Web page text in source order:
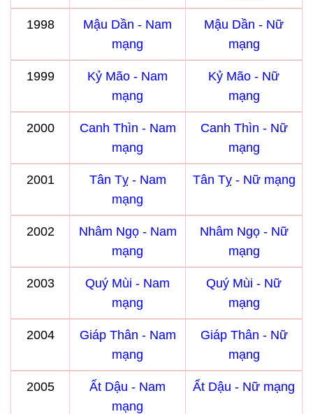
1998
Mậu Dần - Nam
mạng
Mậu Dần - Nữ
mạng
1999
Kỷ Mão - Nam
mạng
Kỷ Mão - Nữ
mạng
2000
Canh Thìn - Nam
mạng
Canh Thìn - Nữ
mạng
2001
Tân Tỵ - Nam
mạng
Tân Tỵ - Nữ mạng
2002
Nhâm Ngọ - Nam
mạng
Nhâm Ngọ - Nữ
mạng
2003
Quý Mùi - Nam
mạng
Quý Mùi - Nữ
mạng
2004
Giáp Thân - Nam
mạng
Giáp Thân - Nữ
mạng
2005
Ất Dậu - Nam
mạng
Ất Dậu - Nữ mạng